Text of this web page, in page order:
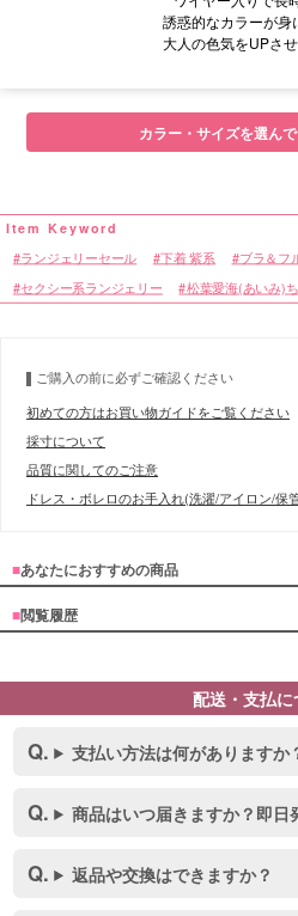
誘惑的なカラーが身
大人の色気をUPさ
■サイズ
■カラーバリエーション
カラー・サイズを選ん
ランジェリーセール 下着 紫系 ブラ＆フ
セクシー系ランジェリー 松葉愛海(あいみ)
ご購入の前に必ずご確認ください
初めての方はお買い物ガイドをご覧ください
採寸について
品質に関してのご注意
ドレス・ボレロのお手入れ(洗濯/アイロン/保
■あなたにおすすめの商品
■閲覧履歴
配送・支払に
支払い方法は何がありますか
商品はいつ届きますか？即日
返品や交換はできますか？